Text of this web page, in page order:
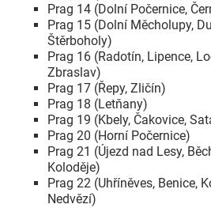
Prag 14 (Dolní Počernice,
Prag 15 (Dolní Měcholupy,
Štěrboholy)
Prag 16 (Radotín, Lipence,
Zbraslav)
Prag 17 (Řepy, Zličín)
Prag 18 (Letňany)
Prag 19 (Kbely, Čakovice,
Prag 20 (Horní Počernice)
Prag 21 (Újezd nad Lesy,
Koloděje)
Prag 22 (Uhříněves, Benice,
Nedvězí)